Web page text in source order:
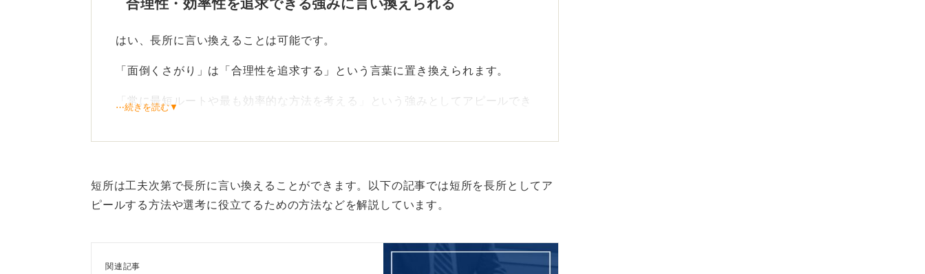
合理性・効率性を追求できる強みに言い換えられる
はい、長所に言い換えることは可能です。
「面倒くさがり」は「合理性を追求する」という言葉に置き換えられます。
「常に最短ルートや最も効率的な方法を考える」という強みとしてアピールでき
たとえば、「アルバイトで非効率だったシフト作成業務を、合理的な方法を考え
て改善した」といった具体的なエピソードを添えれば、説得力のある自己PRに
⋯続きを読む▼
短所は工夫次第で長所に言い換えることができます。以下の記事では短所を長所としてア
ピールする方法や選考に役立てるための方法などを解説しています。
関連記事